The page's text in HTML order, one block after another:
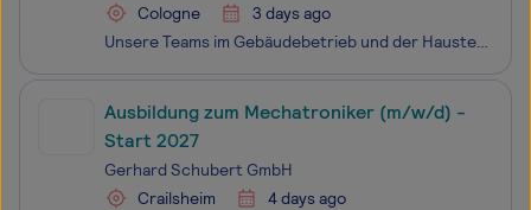
Cologne
3 days ago
Unsere Teams im Gebäudebetrieb und der Haustechnik sorgen dafür, dass alle technischen Anlagen reibungslos funktionieren und Gebäude optimal instand gehalten werden. Ob Wartung, Reparatur oder technisches Facility Management – wir gewährleisten eine sichere und effiziente Umgebung für Mitarbeiter,
Ausbildung zum Mechatroniker (m/w/d) -
Start 2027
Gerhard Schubert GmbH
Crailsheim
4 days ago